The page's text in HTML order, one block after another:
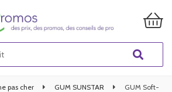
pas cher GUM SUNSTAR
GUM Soft-